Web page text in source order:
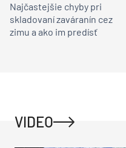
Najčastejšie chyby pri
skladovaní zaváranín cez
zimu a ako im predísť
VIDEO